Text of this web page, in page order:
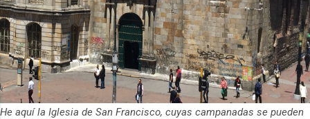
He aquí la Iglesia de San Francisco, cuyas campanadas se pueden